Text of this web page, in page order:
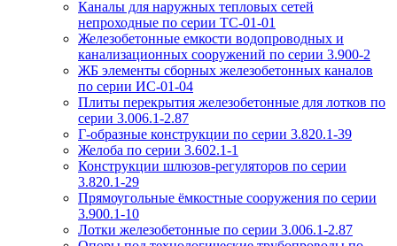
Каналы для наружных тепловых сетей
непроходные по серии ТС-01-01
Железобетонные емкости водопроводных и
канализационных сооружений по серии 3.900-2
ЖБ элементы сборных железобетонных каналов
по серии ИС-01-04
Плиты перекрытия железобетонные для лотков по
серии 3.006.1-2.87
Г-образные конструкции по серии 3.820.1-39
Желоба по серии 3.602.1-1
Конструкции шлюзов-регуляторов по серии
3.820.1-29
Прямоугольные ёмкостные сооружения по серии
3.900.1-10
Лотки железобетонные по серии 3.006.1-2.87